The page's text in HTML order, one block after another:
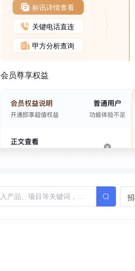
标讯详情查看
关键电话直连
甲方分析查询
会员尊享权益